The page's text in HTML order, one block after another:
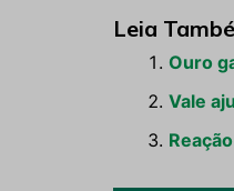
Leia
Ouro
Vale